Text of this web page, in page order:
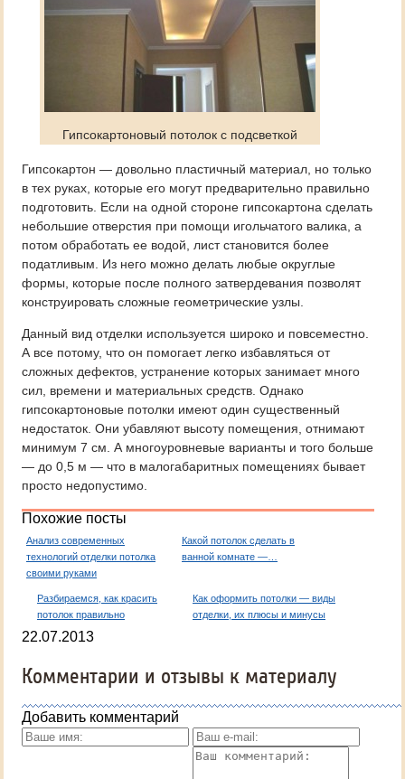
Гипсокартоновый потолок с подсветкой
Гипсокартон — довольно пластичный материал, но только
в тех руках, которые его могут предварительно правильно
подготовить. Если на одной стороне гипсокартона сделать
небольшие отверстия при помощи игольчатого валика, а
потом обработать ее водой, лист становится более
податливым. Из него можно делать любые округлые
формы, которые после полного затвердевания позволят
конструировать сложные геометрические узлы.
Данный вид отделки используется широко и повсеместно.
А все потому, что он помогает легко избавляться от
сложных дефектов, устранение которых занимает много
сил, времени и материальных средств. Однако
гипсокартоновые потолки имеют один существенный
недостаток. Они убавляют высоту помещения, отнимают
минимум 7 см. А многоуровневые варианты и того больше
— до 0,5 м — что в малогабаритных помещениях бывает
просто недопустимо.
Похожие посты
Анализ современных
технологий отделки потолка
своими руками
Какой потолок сделать в
ванной комнате —…
Разбираемся, как красить
потолок правильно
Как оформить потолки — виды
отделки, их плюсы и минусы
22.07.2013
Комментарии и отзывы к материалу
Добавить комментарий